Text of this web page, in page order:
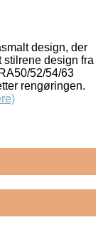
design, der
design fra
52/54/63
rengøringen.